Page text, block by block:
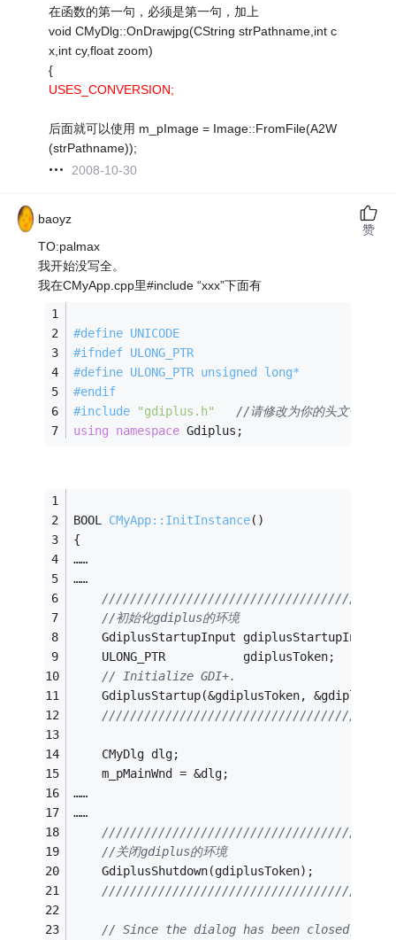
在函数的第一句，必须是第一句，加上
void CMyDlg::OnDrawjpg(CString strPathname,int c
x,int cy,float zoom)
{
USES_CONVERSION;
后面就可以使用 m_pImage = Image::FromFile(A2W
(strPathname));
2008-10-30
baoyz
TO:palmax
我开始没写全。
我在CMyApp.cpp里#include “xxx”下面有
#define UNICODE
#ifndef ULONG_PTR
#define ULONG_PTR unsigned long*
#endif
#include "gdiplus.h"
//请修改为你的头文件路径
using
namespace Gdiplus;
BOOL CMyApp::InitInstance()
{
……
……
//初始化gdiplus的环境
	GdiplusStartupInput gdiplusStartupInput;
	ULONG_PTR           gdiplusToken;
// Initialize GDI+.
GdiplusStartup(&gdiplusToken,
	CMyDlg dlg;
	m_pMainWnd = &dlg;
……
……
//关闭gdiplus的环境
	GdiplusShutdown(gdiplusToken);
// Since the dialog has been closed,
赞